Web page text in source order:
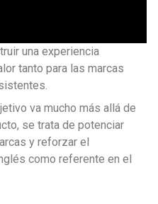
una experiencia
tanto para las marcas
va mucho más allá de
se trata de potenciar
y reforzar el
como referente en el